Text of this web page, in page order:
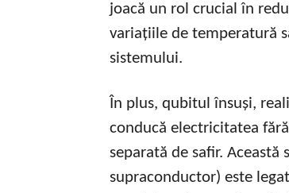
joacă un rol crucial în
variațiile de temperatură
sistemului.
În plus, qubitul însuși,
conducă electricitatea
separată de safir.
supraconductor) este